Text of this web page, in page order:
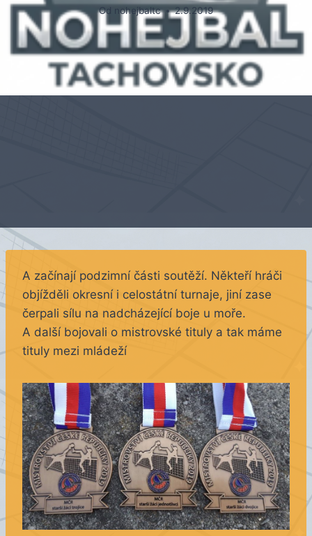
Od nohejbaltc 2.9.2019
A začínají podzimní části soutěží. Někteří hráči
objížděli okresní i celostátní turnaje, jiní zase
čerpali sílu na nadcházející boje u moře.
A další bojovali o mistrovské tituly a tak máme
tituly mezi mládeží